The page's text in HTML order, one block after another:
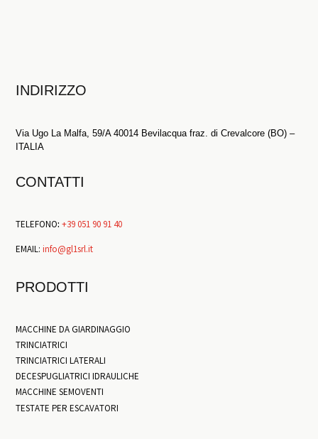
INDIRIZZO
Via Ugo La Malfa, 59/A 40014 Bevilacqua fraz. di Crevalcore (BO) –
ITALIA
CONTATTI
TELEFONO: +39 051 90 91 40
EMAIL:info@gl1srl.it
PRODOTTI
MACCHINE DA GIARDINAGGIO
TRINCIATRICI
TRINCIATRICI LATERALI
DECESPUGLIATRICI IDRAULICHE
MACCHINE SEMOVENTI
TESTATE PER ESCAVATORI